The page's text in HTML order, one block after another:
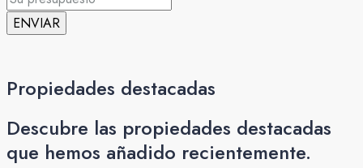
ENVIAR
Propiedades destacadas
Descubre las propiedades destacadas
que hemos añadido recientemente.